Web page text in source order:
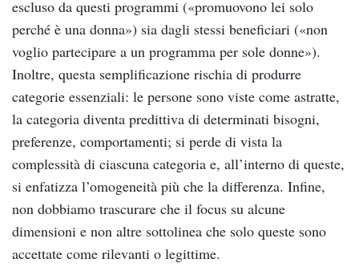
escluso da questi programmi («promuovono lei solo
perché è una donna») sia dagli stessi beneficiari («non
voglio partecipare a un programma per sole donne»).
Inoltre, questa semplificazione rischia di produrre
categorie essenziali: le persone sono viste come astratte,
la categoria diventa predittiva di determinati bisogni,
preferenze, comportamenti; si perde di vista la
complessità di ciascuna categoria e, all’interno di queste,
si enfatizza l’omogeneità più che la differenza. Infine,
non dobbiamo trascurare che il focus su alcune
dimensioni e non altre sottolinea che solo queste sono
accettate come rilevanti o legittime.